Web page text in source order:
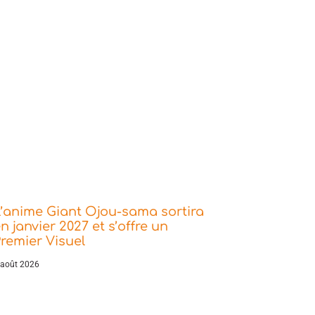
Giant Ojou-sama sortira
janvier 2027 et s’offre un
Visuel
2026